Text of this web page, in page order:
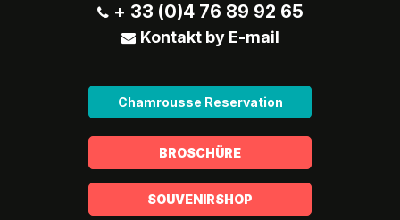
+ 33 (0)4 76 89 92 65
Kontakt by E-mail
Chamrousse Reservation
BROSCHÜRE
SOUVENIRSHOP